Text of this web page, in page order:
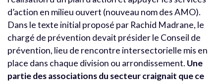
d’action en milieu ouvert (nouveau nom des AMO).
Dans le texte initial proposé par Rachid Madrane, le
chargé de prévention devait présider le Conseil de
prévention, lieu de rencontre intersectorielle mis en
place dans chaque division ou arrondissement. Une
partie des associations du secteur craignait que ce